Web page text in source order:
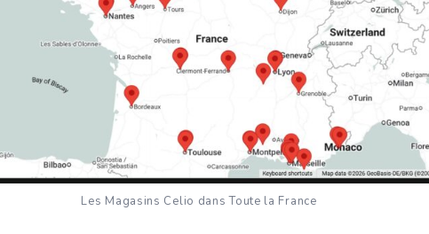
Les Magasins Celio dans Toute la France